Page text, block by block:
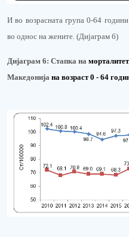
И во возрасната група 0-64
во однос на жените. (Дијаграм 6)
Дијаграм 6: Стапка на морталитет
Македонија на возраст 0 - 64